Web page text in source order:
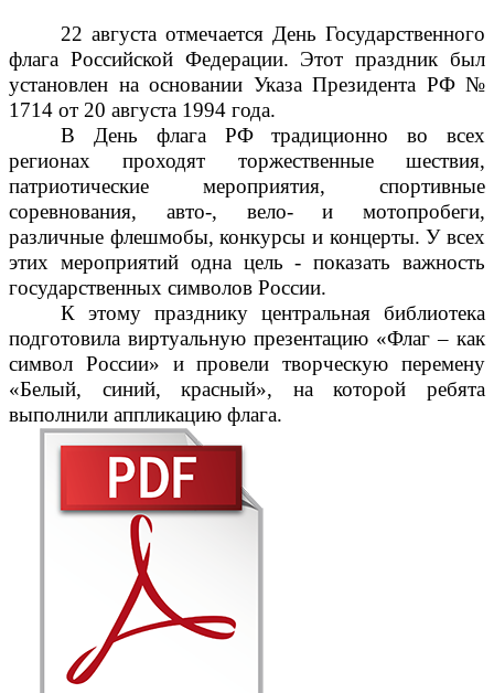
22 августа отмечается День Государственного
флага Российской Федерации. Этот праздник был
установлен на основании Указа Президента РФ №
1714 от 20 августа 1994 года.
В День флага РФ традиционно во всех
регионах проходят торжественные шествия,
патриотические мероприятия, спортивные
соревнования, авто-, вело- и мотопробеги,
различные флешмобы, конкурсы и концерты. У всех
этих мероприятий одна цель - показать важность
государственных символов России.
К этому празднику центральная библиотека
подготовила виртуальную презентацию «Флаг – как
символ России» и провели творческую перемену
«Белый, синий, красный», на которой ребята
выполнили аппликацию флага.